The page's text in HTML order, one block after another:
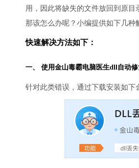
用，因此将缺失的文件放回到原
那该怎么办呢？小编提供如下几种
快速解决方法如下：
一、 使用金山毒霸电脑医生dll自动修
针对此类错误，通过下载安装如